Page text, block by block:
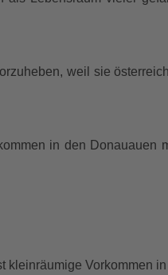
weil sie
in den Donauauen
Vorkommen